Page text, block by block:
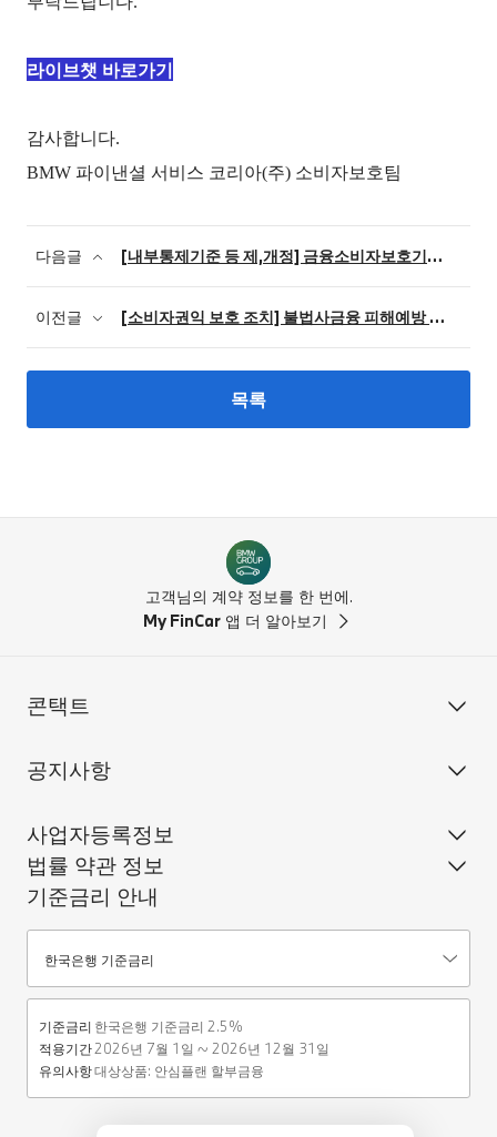
라이브챗 바로가기
감사합니다.
BMW 파이낸셜 서비스 코리아(주) 소비자보 호팀
다음글 [내부통제기준 등 제,개정] 금융소비자보호기준 개정
이전글 [소비자권익 보호 조치] 불법사금융 피해예방 및 대응요령 홍보영상
목록
고객님의 계약 정보를 한 번에.
My FinCar 앱 더 알아보기
콘택트
공지사항
사업자등록정보
법률 약관 정보
기준금리 안내
기준금리안내
한국은행 기준금리
기준금리 한국은행 기준금리 2.5%
적용기간2026년 7월 1일 ~ 2026년 12월 31일
유의사항대상상품: 안심플랜 할부금융